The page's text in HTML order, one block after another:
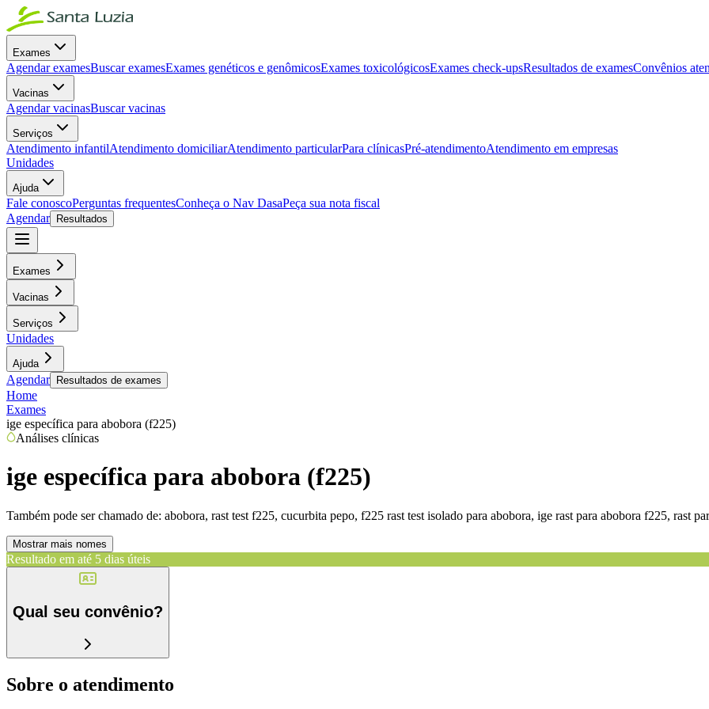
Exames
Agendar examesBuscar examesExames genéticos e genômicosExames toxicológicosExames check-upsResultados de examesConvênios
Vacinas
Agendar vacinasBuscar vacinas
Serviços
Atendimento infantilAtendimento domiciliarAtendimento particularPara clínicasPré-atendimentoAtendimento em empresas
Unidades
Ajuda
Fale conoscoPerguntas frequentesConheça o Nav DasaPeça sua nota fiscal
Agendar
Resultados
Exames
Vacinas
Serviços
Unidades
Ajuda
Agendar Resultados de exames
Home
Exames
ige específica para abobora (f225)
Análises clínicas
ige específica para abobora (f225)
Também pode ser chamado de: abobora, rast test f225, cucurbita pepo, f225 rast test isolado para abobora, ige rast para abobora f225, rast
Mostrar mais nomes
Resultado em até 5 dias úteis
Qual seu convênio?
Sobre o atendimento